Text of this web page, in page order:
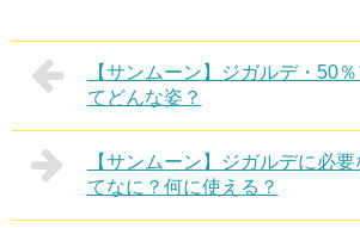
【サンムーン】ジガルデ・50
てどんな姿？
【サンムーン】ジガルデに必
てなに？何に使える？